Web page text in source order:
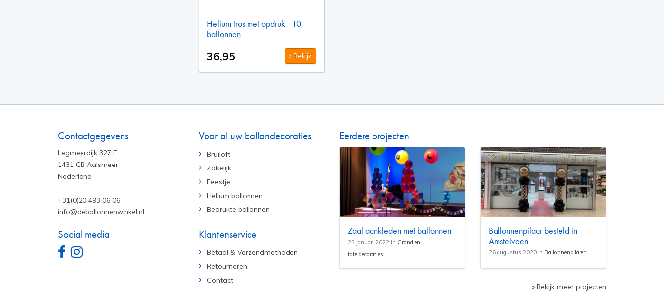
Helium tros met opdruk - 10
ballonnen
36,95 Bekijk
Contactgegevens
Legmeerdijk 327 F
1431 GB Aalsmeer
Nederland
+31(0)20 493 06 06
info@deballonnenwinkel.nl
Social media
Voor al uw ballondecoraties
Bruiloft
Zakelijk
Feestje
Helium ballonnen
Bedrukte ballonnen
Klantenservice
Betaal & Verzendmethoden
Retourneren
Contact
Eerdere projecten
Zaal aankleden met ballonnen
25 januari 2022 in Grond en
tafeldecoraties
Ballonnenpilaar besteld in
Amstelveen
26 augustus 2020 in Ballonnenpilaren
» Bekijk meer projecten